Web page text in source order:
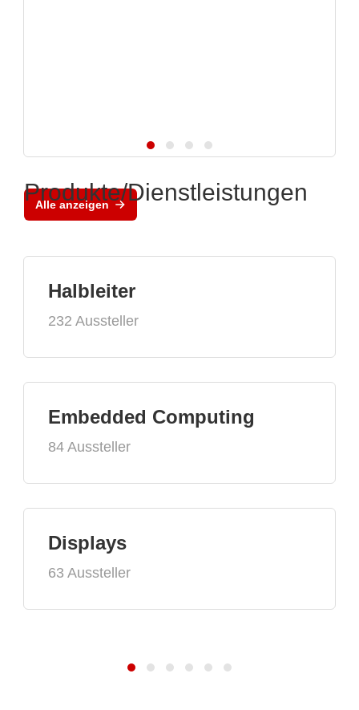
Alle anzeigen
Produkte/Dienstleistungen
Halbleiter
232 Aussteller
Embedded Computing
84 Aussteller
Displays
63 Aussteller